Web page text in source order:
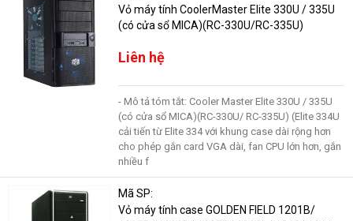
Vỏ máy tính CoolerMaster Elite 330U / 335U
(có cửa sổ MICA)(RC-330U/RC-335U)
Liên hệ
- Mô tả tóm tắt: Cooler Master Elite 330U / 335U
(có cửa sổ MICA)(RC-330U/ RC-335U) (Elite 334U
cải tiến từ Elite 334 với khung case dài rộng hơn
cho phép gắn card VGA dài, fan CPU lớn hơn, gắn
nhiều f
Mã SP:
Vỏ máy tính case GOLDEN FIELD 1201B/